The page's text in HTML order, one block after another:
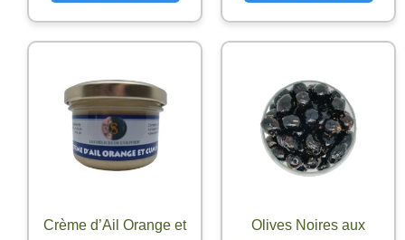
Crème d’Ail Orange et
Olives Noires aux